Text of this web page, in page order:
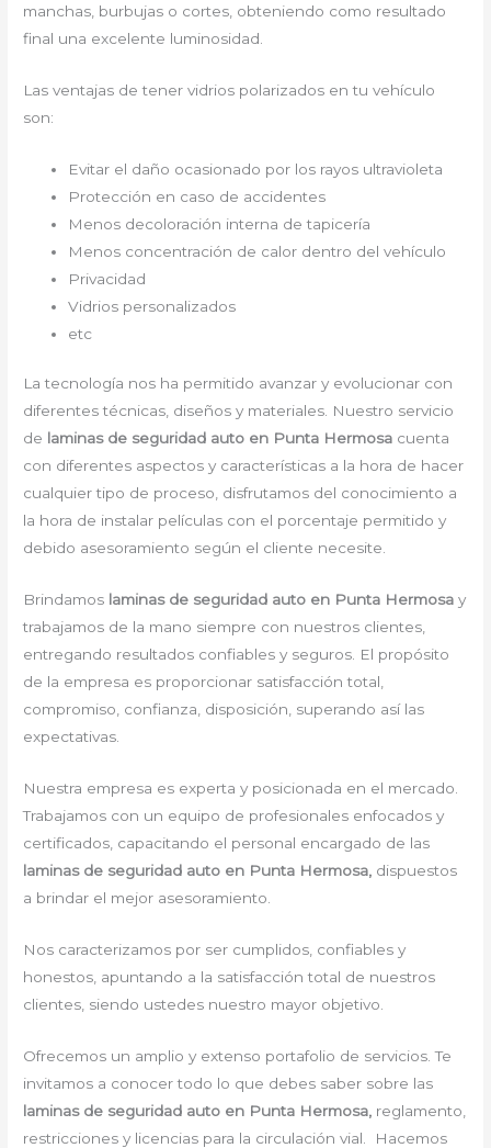
manchas, burbujas o cortes, obteniendo como resultado
final una excelente luminosidad.
Las ventajas de tener vidrios polarizados en tu vehículo
son:
Evitar el daño ocasionado por los rayos ultravioleta
Protección en caso de accidentes
Menos decoloración interna de tapicería
Menos concentración de calor dentro del vehículo
Privacidad
Vidrios personalizados
etc
La tecnología nos ha permitido avanzar y evolucionar con
diferentes técnicas, diseños y materiales. Nuestro servicio
de laminas de seguridad auto en Punta Hermosa cuenta
con diferentes aspectos y características a la hora de hacer
cualquier tipo de proceso, disfrutamos del conocimiento a
la hora de instalar películas con el porcentaje permitido y
debido asesoramiento según el cliente necesite.
Brindamos laminas de seguridad auto en Punta Hermosay
trabajamos de la mano siempre con nuestros clientes,
entregando resultados confiables y seguros. El propósito
de la empresa es proporcionar satisfacción total,
compromiso, confianza, disposición, superando así las
expectativas.
Nuestra empresa es experta y posicionada en el mercado.
Trabajamos con un equipo de profesionales enfocados y
certificados, capacitando el personal encargado de las
laminas de seguridad auto en Punta Hermosa, dispuestos
a brindar el mejor asesoramiento.
Nos caracterizamos por ser cumplidos, confiables y
honestos, apuntando a la satisfacción total de nuestros
clientes, siendo ustedes nuestro mayor objetivo.
Ofrecemos un amplio y extenso portafolio de servicios. Te
invitamos a conocer todo lo que debes saber sobre las
laminas de seguridad auto en Punta Hermosa, reglamento,
restricciones y licencias para la circulación vial. Hacemos